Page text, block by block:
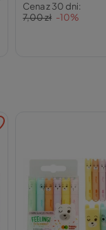
Cena z 30 dni:
7,00 zł -10%